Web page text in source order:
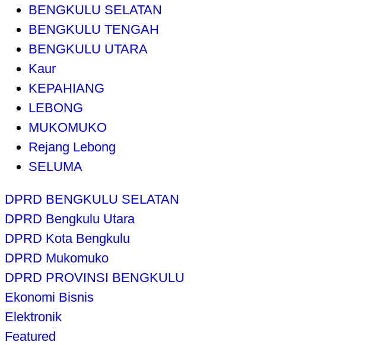
BENGKULU SELATAN
BENGKULU TENGAH
BENGKULU UTARA
Kaur
KEPAHIANG
LEBONG
MUKOMUKO
Rejang Lebong
SELUMA
DPRD BENGKULU SELATAN
DPRD Bengkulu Utara
DPRD Kota Bengkulu
DPRD Mukomuko
DPRD PROVINSI BENGKULU
Ekonomi Bisnis
Elektronik
Featured